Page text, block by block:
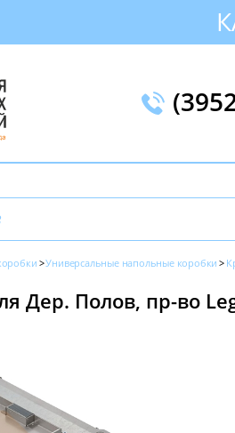
Универсальные напольные коробки
Дер. Полов, пр-во